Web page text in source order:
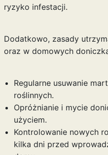
ryzyko infestacji.
Dodatkowo, zasady
oraz w domowych
Regularne usuwanie
roślinnych.
Opróżnianie i mycie
użyciem.
Kontrolowanie nowych
kilka dni przed